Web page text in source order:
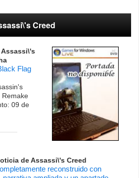
Creed
Flag
Remake
09 de
de Assassi\'s Creed
reconstruido con